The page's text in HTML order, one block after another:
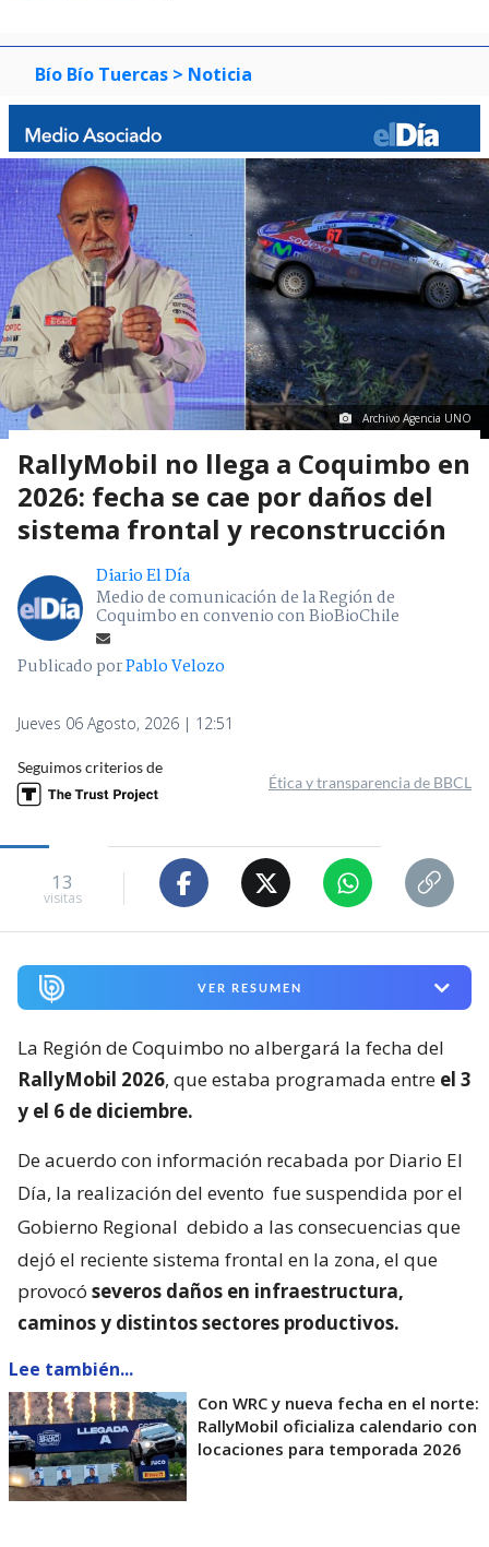
Bío Bío Tuercas > Noticia
Archivo Agencia UNO
RallyMobil no llega a Coquimbo en
2026: fecha se cae por daños del
sistema frontal y reconstrucción
Diario El Día
Medio de comunicación de la Región de
Coquimbo en convenio con BioBioChile
Publicado porPablo Velozo
Jueves 06 Agosto, 2026 | 12:51
Seguimos criterios de
Ética y transparencia de BBCL
13
visitas
VER RESUMEN
La Región de Coquimbo no albergará la fecha del
RallyMobil 2026, que estaba programada entre el 3
y el 6 de diciembre.
De acuerdo con información recabada por Diario El
Día, la realización del evento fue suspendida por el
Gobierno Regional debido a las consecuencias que
dejó el reciente sistema frontal en la zona, el que
provocó severos daños en infraestructura,
caminos y distintos sectores productivos.
Lee también...
Con WRC y nueva fecha en el norte:
RallyMobil oficializa calendario con
locaciones para temporada 2026